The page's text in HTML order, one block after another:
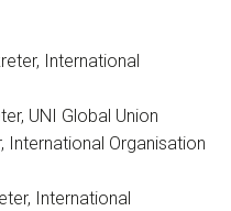
International
UNI Global Union
International Organisation
International